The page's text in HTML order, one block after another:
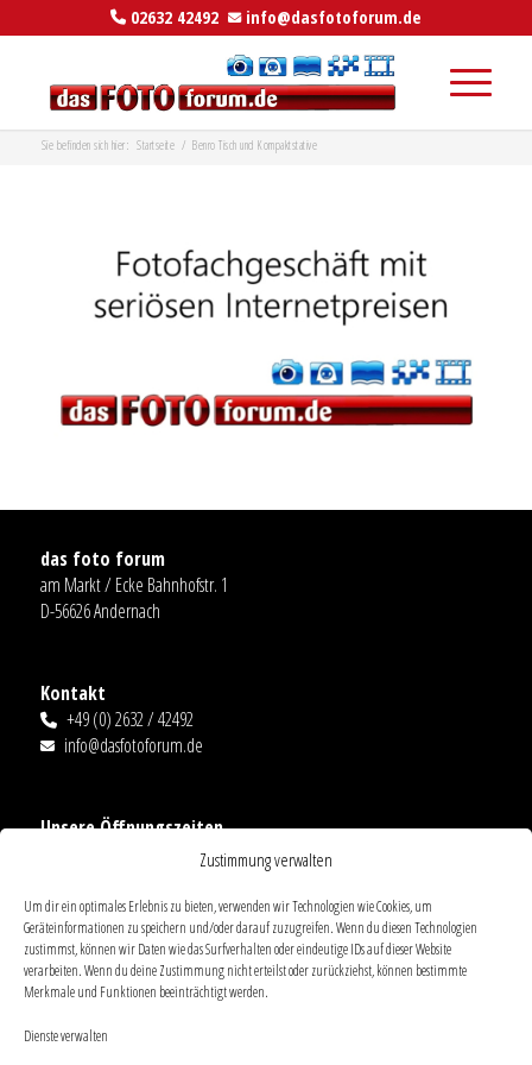
Zustimmung verwalten
Um dir ein optimales Erlebnis zu bieten, verwenden wir Technologien wie Cookies, um
Geräteinformationen zu speichern und/oder darauf zuzugreifen. Wenn du diesen Technologien
zustimmst, können wir Daten wie das Surfverhalten oder eindeutige IDs auf dieser Website
verarbeiten. Wenn du deine Zustimmung nicht erteilst oder zurückziehst, können bestimmte
Merkmale und Funktionen beeinträchtigt werden.
Dienste verwalten
02632 42492 info@dasfotoforum.de
Sie befinden sich hier: Startseite / Benro Tisch und Kompaktstative
das foto forum
am Markt / Ecke Bahnhofstr. 1
D-56626 Andernach
Kontakt
+49 (0) 2632 / 42492
info@dasfotoforum.de
Unsere Öffnungszeiten
Ausnahmen
Links
Datenschutz